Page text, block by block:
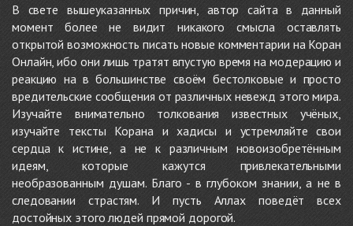
В свете вышеуказанных причин, автор сайта в данный
момент более не видит никакого смысла оставлять
открытой возможность писать новые комментарии на Коран
Онлайн, ибо они лишь тратят впустую время на модерацию и
реакцию на в большинстве своём бестолковые и просто
вредительские сообщения от различных невежд этого мира.
Изучайте внимательно толкования известных учёных,
изучайте тексты Корана и хадисы и устремляйте свои
сердца к истине, а не к различным новоизобретённым
идеям, которые кажутся привлекательными
необразованным душам. Благо - в глубоком знании, а не в
следовании страстям. И пусть Аллах поведёт всех
достойных этого людей прямой дорогой.